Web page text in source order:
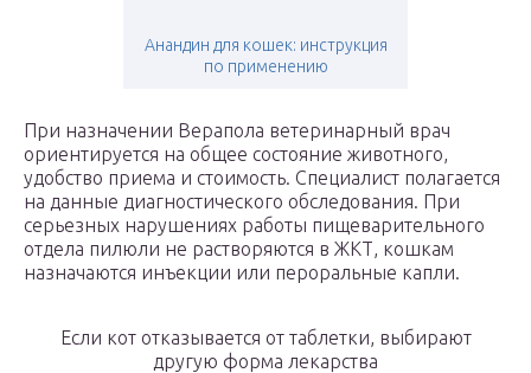
Анандин для кошек: инструкция
по применению
При назначении Верапола ветеринарный врач
ориентируется на общее состояние животного,
удобство приема и стоимость. Специалист полагается
на данные диагностического обследования. При
серьезных нарушениях работы пищеварительного
отдела пилюли не растворяются в ЖКТ, кошкам
назначаются инъекции или пероральные капли.
Если кот отказывается от таблетки, выбирают
другую форма лекарства